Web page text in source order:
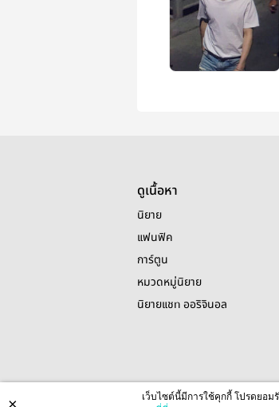
ดูเนื้อหา
นิยาย
แฟนฟิค
การ์ตูน
หมวดหมู่นิยาย
นิยายแชท ออริจินอล
เว็บไซต์นี้มีการใช้คุกกี้ โปรดยอ